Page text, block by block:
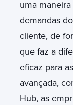
uma
demandas
cliente, de
que faz a
eficaz para
avançada,
Hub, as